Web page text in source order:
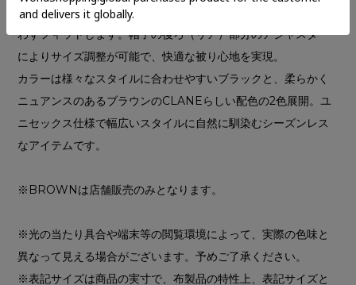
ジュアルでありながら上品なフォルムは、性別やスタイルを問
わずフィットします。帽子の後ろ（リア）部分のアジャスター
によりサイズ調整が可能で、快適な被り心地を実現。
カラーは様々なスタイルに合わせやすいブラックと、柔らかく
ニュアンスのあるブラウンのCLANEらしい配色の2色展開。ユ
ニセックス仕様で幅広いスタイルに自然に馴染むシーズンレス
なアイテムです。
※BROWNは店舗販売のみとなります。
※光の当たり具合や端末等の閲覧環境によって、実際の色味と
異なって見える場合がございます。予めご了承ください。
※表記サイズは商品の実寸で、布製品の特性上、表記サイズと